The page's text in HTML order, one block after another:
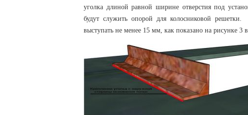
уголка длиной равной ширине отверстия под
будут служить опорой для колосниковой
выступать не менее 15 мм, как показано на рисунке 3